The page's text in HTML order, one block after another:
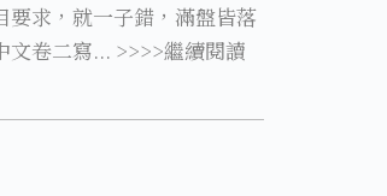
要求，就一子錯，滿盤皆落
文卷二寫... >>>>繼續閱讀